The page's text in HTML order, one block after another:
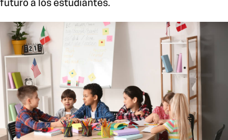
futuro a los estudiantes.